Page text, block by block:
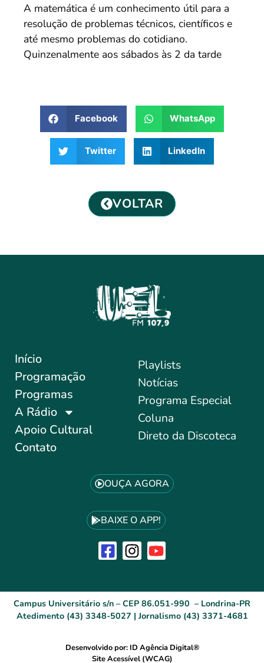
A matemática é um conhecimento útil para a
resolução de problemas técnicos, científicos e
até mesmo problemas do cotidiano.
Quinzenalmente aos sábados às 2 da tarde
Facebook WhatsApp
Twitter LinkedIn
VOLTAR
Início
Programação
Programas
A Rádio
Apoio Cultural
Contato
Playlists
Notícias
Programa Especial
Coluna
Direto da Discoteca
OUÇA AGORA
BAIXE O APP!
Campus Universitário s/n – CEP 86.051-990 – Londrina-PR
Atedimento (43) 3348-5027 | Jornalismo (43) 3371-4681
Desenvolvido por: ID Agência Digital®
Site Acessível (WCAG)